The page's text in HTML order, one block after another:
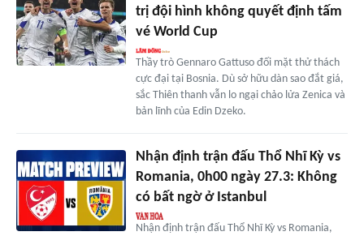
trị đội hình không quyết định tấm
vé World Cup
Thầy trò Gennaro Gattuso đối mặt thử thách
cực đại tại Bosnia. Dù sở hữu dàn sao đắt giá,
sắc Thiên thanh vẫn lo ngại chảo lửa Zenica và
bản lĩnh của Edin Dzeko.
Nhận định trận đấu Thổ Nhĩ Kỳ vs
Romania, 0h00 ngày 27.3: Không
có bất ngờ ở Istanbul
Nhận định trận đấu Thổ Nhĩ Kỳ vs Romania,